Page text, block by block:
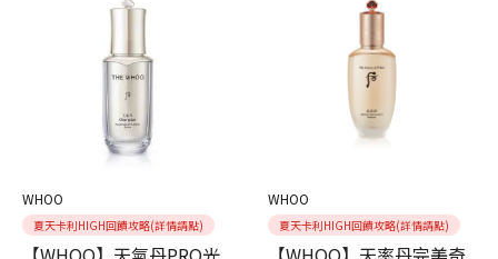
WHOO
夏天卡利HIGH回饋攻略(詳情請點)
WHOO
夏天卡利HIGH回饋攻略(詳情請點)